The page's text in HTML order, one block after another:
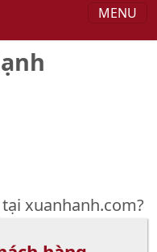
MENU
xuanhanh.com?